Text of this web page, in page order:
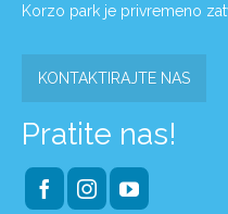
Korzo park je privremeno
KONTAKTIRAJTE NAS
Pratite nas!